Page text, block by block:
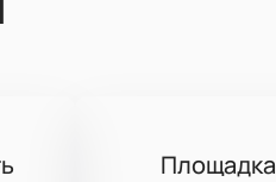
Площадка